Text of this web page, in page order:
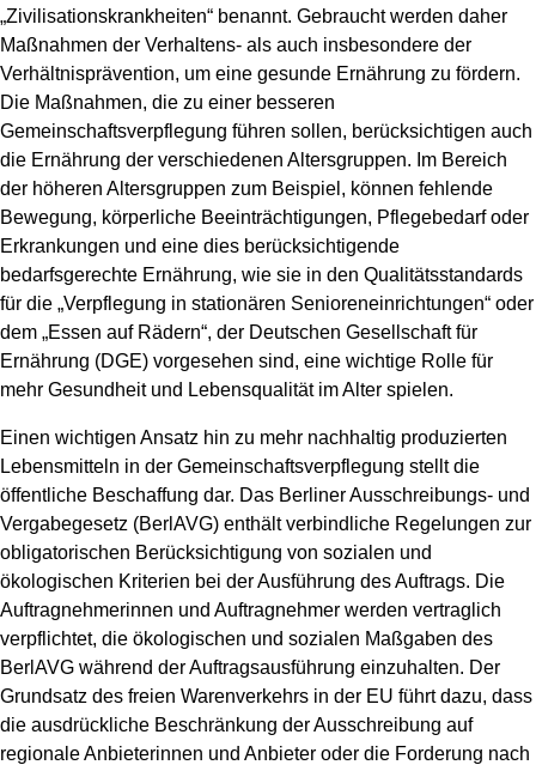
„Zivilisationskrankheiten“ benannt. Gebraucht werden daher
Maßnahmen der Verhaltens- als auch insbesondere der
Verhältnisprävention, um eine gesunde Ernährung zu fördern.
Die Maßnahmen, die zu einer besseren
Gemeinschaftsverpflegung führen sollen, berücksichtigen auch
die Ernährung der verschiedenen Altersgruppen. Im Bereich
der höheren Altersgruppen zum Beispiel, können fehlende
Bewegung, körperliche Beeinträchtigungen, Pflegebedarf oder
Erkrankungen und eine dies berücksichtigende
bedarfsgerechte Ernährung, wie sie in den Qualitätsstandards
für die „Verpflegung in stationären Senioreneinrichtungen“ oder
dem „Essen auf Rädern“, der Deutschen Gesellschaft für
Ernährung (DGE) vorgesehen sind, eine wichtige Rolle für
mehr Gesundheit und Lebensqualität im Alter spielen.
Einen wichtigen Ansatz hin zu mehr nachhaltig produzierten
Lebensmitteln in der Gemeinschaftsverpflegung stellt die
öffentliche Beschaffung dar. Das Berliner Ausschreibungs- und
Vergabegesetz (BerlAVG) enthält verbindliche Regelungen zur
obligatorischen Berücksichtigung von sozialen und
ökologischen Kriterien bei der Ausführung des Auftrags. Die
Auftragnehmerinnen und Auftragnehmer werden vertraglich
verpflichtet, die ökologischen und sozialen Maßgaben des
BerlAVG während der Auftragsausführung einzuhalten. Der
Grundsatz des freien Warenverkehrs in der EU führt dazu, dass
die ausdrückliche Beschränkung der Ausschreibung auf
regionale Anbieterinnen und Anbieter oder die Forderung nach